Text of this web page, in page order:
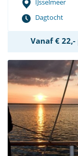
IJsselmeer
Dagtocht
Vanaf € 22,-